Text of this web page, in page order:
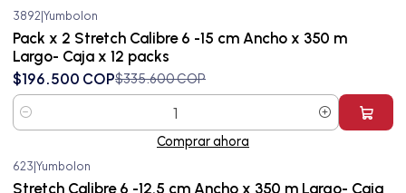
-41%OFF
3892 Yumbolon
Pack x 2 Stretch Calibre 6 -15 cm Ancho x 350 m
Largo- Caja x 12 packs
$196.500 COP$335.600 COP
Cantidad
Comprar ahora
-22%OFF
623 Yumbolon
Stretch Calibre 6 -12.5 cm Ancho x 350 m Largo- Caja